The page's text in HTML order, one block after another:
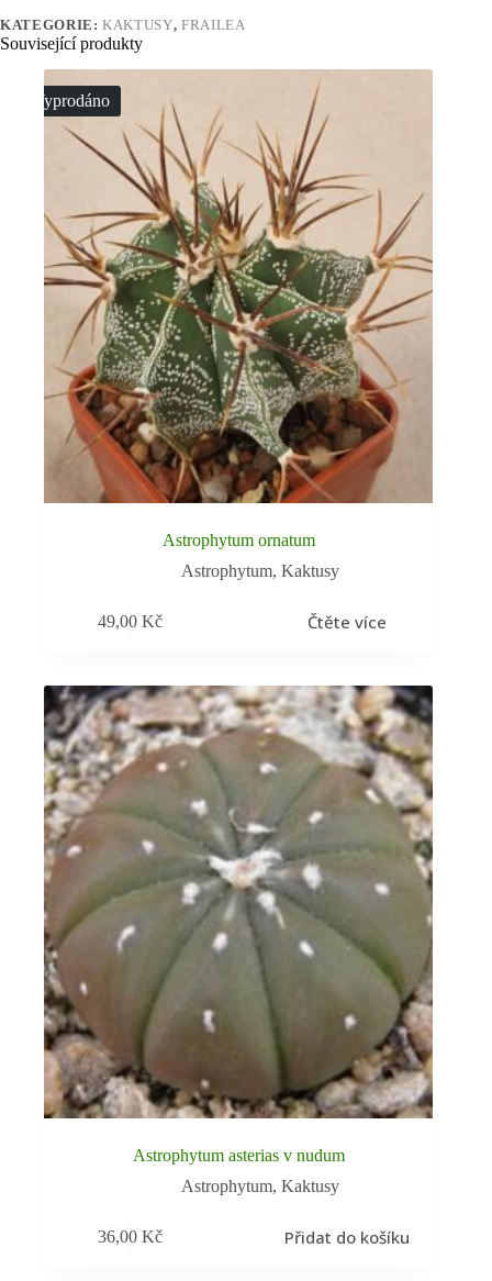
KATEGORIE:KAKTUSY,FRAILEA
Související produkty
Vyprodáno
Astrophytum ornatum
Astrophytum,Kaktusy
49,00Kč Čtěte více
Astrophytum asterias v nudum
Astrophytum,Kaktusy
36,00Kč Přidat do košíku